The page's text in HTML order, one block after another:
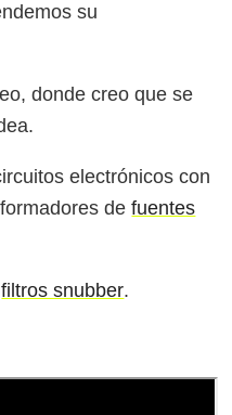
su
donde creo que se
electrónicos con
defuentes
filtros snubber.